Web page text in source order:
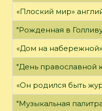
«Плоский мир»
"Рожденная в
«Дом на
"День православной
«Он родился быть
"Музыкальная